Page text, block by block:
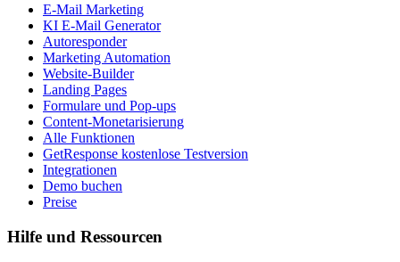
E-Mail Marketing
KI E-Mail Generator
Autoresponder
Marketing Automation
Website-Builder
Landing Pages
Formulare und Pop-ups
Content-Monetarisierung
Alle Funktionen
GetResponse kostenlose Testversion
Integrationen
Demo buchen
Preise
Hilfe und Ressourcen